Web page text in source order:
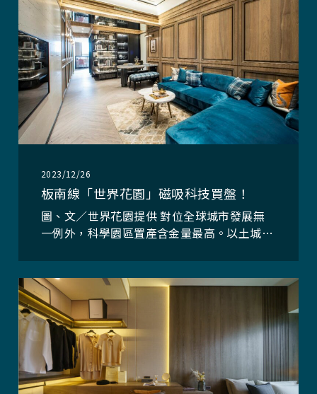
2023/12/26
板南線「世界花園」磁吸科技買盤！
圖、文／世界花園提供 對位全球城市發展無
一例外，科學園區置產含金量最高。以土城海
區以及中和軟體園區三大科技園區兆元產值聚
落外，長庚醫療園區、司法園區，再加上國泰
人壽、華南金控、長虹建設等民間企業超過4